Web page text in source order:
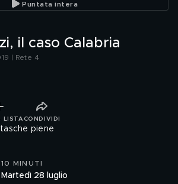
Puntata intera
il caso Calabria
| Rete 4
LISTA CONDIVIDI
piene
10 MINUTI
Martedì 28 luglio